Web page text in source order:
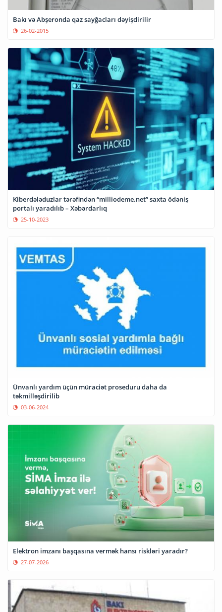
Bakı və Abşeronda qaz sayğacları dəyişdirilir
26-02-2015
Kiberdələduzlar tərəfindən “milliodeme.net” saxta ödəniş
portalı yaradılıb – Xəbərdarlıq
25-10-2023
Ünvanlı yardım üçün müraciət proseduru daha da
təkmilləşdirilib
03-06-2024
Elektron imzanı başqasına vermək hansı riskləri yaradır?
27-07-2026